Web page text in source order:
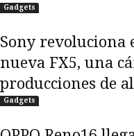
Gadgets
Sony revoluciona
nueva FX5, una
producciones de
Gadgets